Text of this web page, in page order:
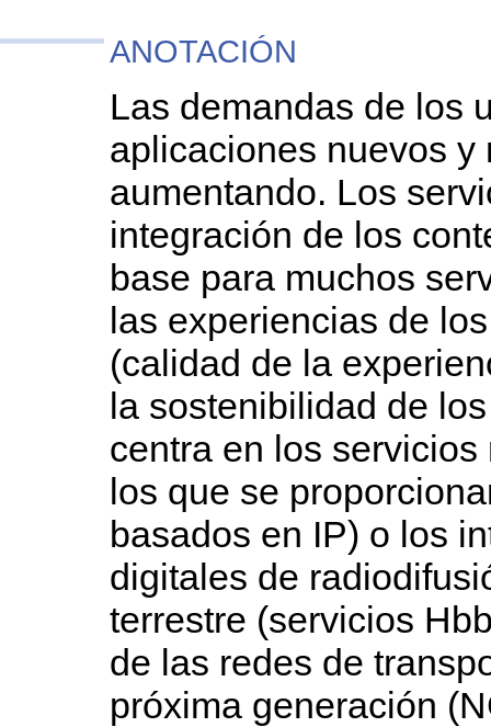
ANOTACIÓN
Las demandas de los
aplicaciones nuevos
aumentando. Los
integración de los
base para muchos
las experiencias de
(calidad de la
la sostenibilidad de
centra en los
los que se
basados en IP) o los
digitales de
terrestre (servicios
de las redes de
próxima generación